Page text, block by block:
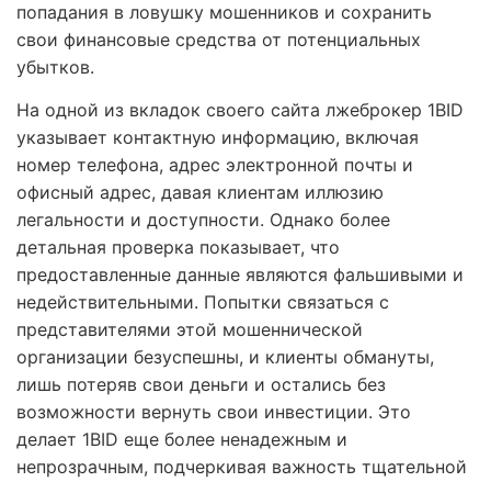
попадания в ловушку мошенников и сохранить
свои финансовые средства от потенциальных
убытков.
На одной из вкладок своего сайта лжеброкер 1BID
указывает контактную информацию, включая
номер телефона, адрес электронной почты и
офисный адрес, давая клиентам иллюзию
легальности и доступности. Однако более
детальная проверка показывает, что
предоставленные данные являются фальшивыми и
недействительными. Попытки связаться с
представителями этой мошеннической
организации безуспешны, и клиенты обмануты,
лишь потеряв свои деньги и остались без
возможности вернуть свои инвестиции. Это
делает 1BID еще более ненадежным и
непрозрачным, подчеркивая важность тщательной